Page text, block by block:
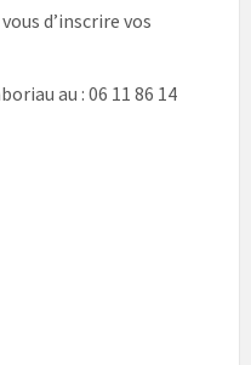
d’inscrire vos
au : 06 11 86 14